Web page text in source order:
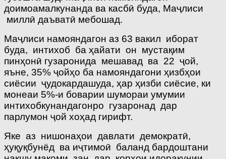
доимоамалкунанда ва касбӣ буда, Маҷлиси
миллӣ даъватӣ мебошад.
Маҷлиси намояндагон аз 63 вакил иборат
буда, интихоб ба ҳайати он мустақим
пинҳонӣ гузаронида мешавад ва 22 ҷой,
яъне, 35% ҷойҳо ба намояндагони ҳизбҳои
сиёсии ҷудокардашуда, ҳар ҳизби сиёсие, ки
монеаи 5%-и боварии шумораи умумии
интихобкунандагонро гузаронад дар
парлумон ҷой хоҳад гирифт.
Яке аз нишонаҳои давлати демократӣ,
ҳуқуқбунёд ва иҷтимоӣ баланд бардоштани